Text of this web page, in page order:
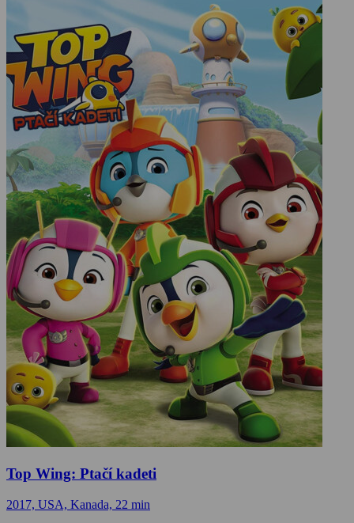
Top Wing: Ptačí kadeti
2017, USA, Kanada, 22 min